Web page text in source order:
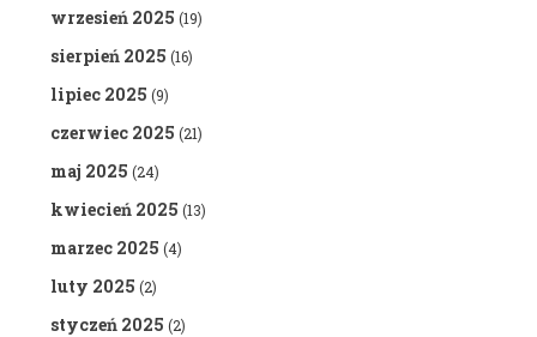
wrzesień 2025 (19)
sierpień 2025 (16)
lipiec 2025 (9)
czerwiec 2025 (21)
maj 2025 (24)
kwiecień 2025 (13)
marzec 2025 (4)
luty 2025 (2)
styczeń 2025 (2)